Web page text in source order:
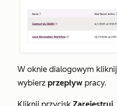
W oknie dialogowym kliknij
wybierz przepływ pracy.